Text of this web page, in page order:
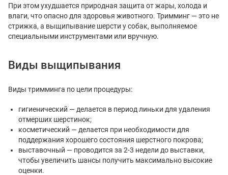
При этом ухудшается природная защита от жары, холода и
влаги, что опасно для здоровья животного. Тримминг — это не
стрижка, а выщипывание шерсти у собак, выполняемое
специальными инструментами или вручную.
Виды выщипывания
Виды тримминга по цели процедуры:
гигиенический — делается в период линьки для удаления
отмерших шерстинок;
косметический — делается при необходимости для
поддержания хорошего состояния шерстного покрова;
выставочный — проводится за 2-3 недели до выставки,
чтобы увеличить шансы получить максимально высокие
оценки.